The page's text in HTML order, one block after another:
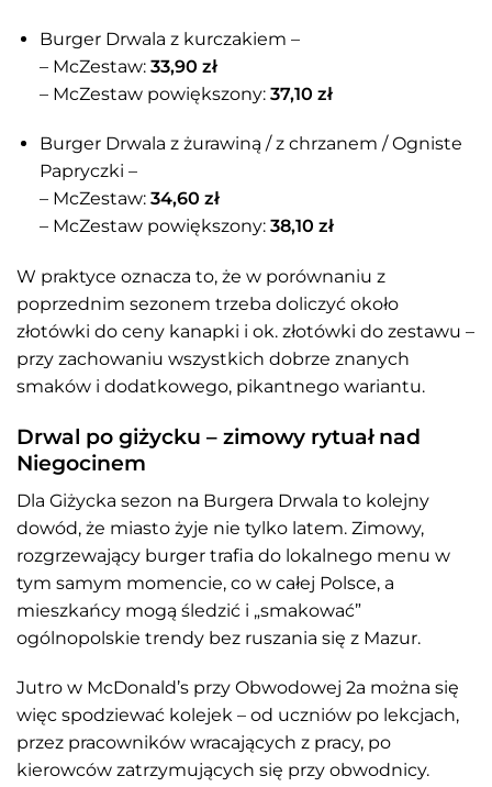
Burger Drwala z kurczakiem –
– McZestaw: 33,90 zł
– McZestaw powiększony: 37,10 zł
Burger Drwala z żurawiną / z chrzanem / Ogniste
Papryczki –
– McZestaw: 34,60 zł
– McZestaw powiększony: 38,10 zł
W praktyce oznacza to, że w porównaniu z
poprzednim sezonem trzeba doliczyć około
złotówki do ceny kanapki i ok. złotówki do zestawu –
przy zachowaniu wszystkich dobrze znanych
smaków i dodatkowego, pikantnego wariantu.
Drwal po giżycku – zimowy rytuał nad
Niegocinem
Dla Giżycka sezon na Burgera Drwala to kolejny
dowód, że miasto żyje nie tylko latem. Zimowy,
rozgrzewający burger trafia do lokalnego menu w
tym samym momencie, co w całej Polsce, a
mieszkańcy mogą śledzić i „smakować”
ogólnopolskie trendy bez ruszania się z Mazur.
Jutro w McDonald’s przy Obwodowej 2a można się
więc spodziewać kolejek – od uczniów po lekcjach,
przez pracowników wracających z pracy, po
kierowców zatrzymujących się przy obwodnicy.